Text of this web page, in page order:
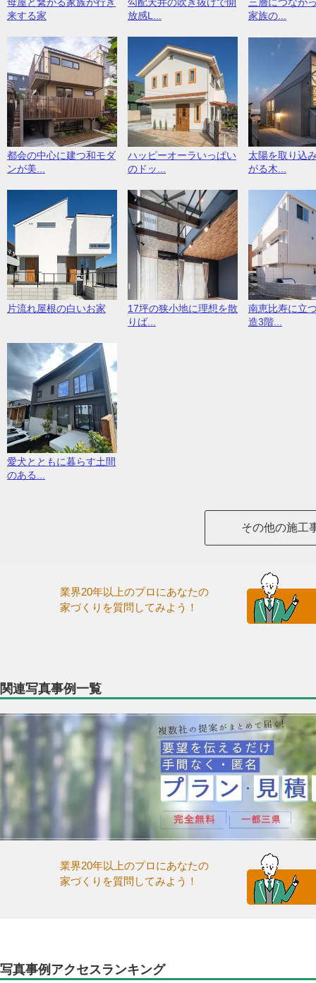
母屋と繋がる家族が行き
来する家
勾配天井の吹き抜けで開
放感L...
三層につなが
家族の...
都会の中心に建つ和モダ
ンが美...
ハッピーオーラいっぱい
のドッ...
太陽を取り込
がる木...
片流れ屋根の白いお家
17坪の狭小地に理想を散
りば...
南恵比寿に立
造3階...
愛犬とともに暮らす土間
のある...
その他の施工
業界20年以上のプロにあなたの
家づくりを質問してみよう！
関連写真事例一覧
業界20年以上のプロにあなたの
家づくりを質問してみよう！
写真事例アクセスランキング